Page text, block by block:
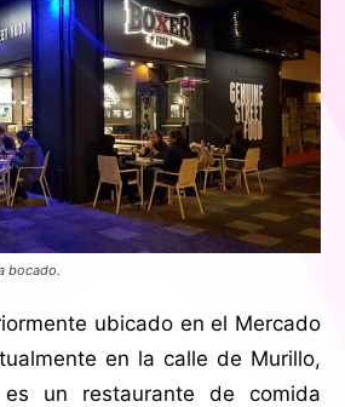
bocado.
ubicado en el Mercado
en la calle de Murillo,
un restaurante de comida